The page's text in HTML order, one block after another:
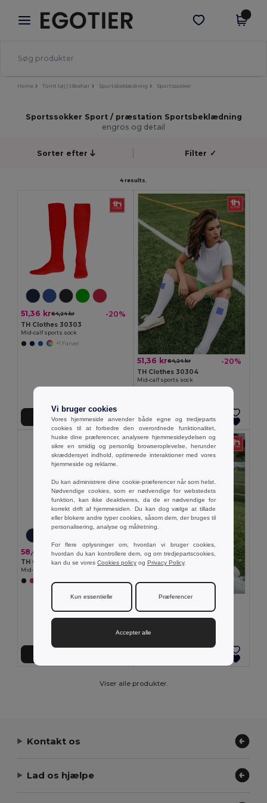
× Egotier-app
Bedre priser i appen!
Hent app
Home Tomt tøj | tilbehør Sportsbeklædning Sportssokker
Sportssokker Sport / præstation Sportsbeklædning
engros og detail
Sorter efter Filter ✓
4 results.
51,36 kr64,24 kr -20%
TH Clothes 30303
Mid-calf sports sock
+1 Farver
Tilføj Til Kurv
51,36 kr64,24 kr -20%
TH Clothes 30304
Mid-calf sports sock
Tilføj Til Kurv
58,49 kr
TH Clothes 30305
Mid-calf sports sock for children
+2 Farver
58,49 kr
TH Clothes 30306
Mid-calf sports sock for children
Viser alle produkter.
Kontakt os
Lad os hjælpe
Vi bruger cookies
Vores hjemmeside anvender både egne og tredjeparts
cookies til at forbedre den overordnede funktionalitet,
huske dine præferencer, analysere hjemmesideydelsen og
sikre en smidig og personlig browseroplevelse, herunder
skræddersyet indhold, optimerede interaktioner med vores
hjemmeside og reklame.
Du kan administrere dine cookie-præferencer når som helst.
Nødvendige cookies, som er nødvendige for webstedets
funktion, kan ikke deaktiveres, da de er nødvendige for
korrekt drift af hjemmesiden. Du kan dog vælge at tillade
eller blokere andre typer cookies, såsom dem, der bruges til
personalisering, analyse og målretning.
For flere oplysninger om, hvordan vi bruger cookies,
hvordan du kan kontrollere dem, og om tredjepartscookies,
kan du se vores Cookies policy og Privacy Policy.
Kun essentielle Præferencer
Accepter alle